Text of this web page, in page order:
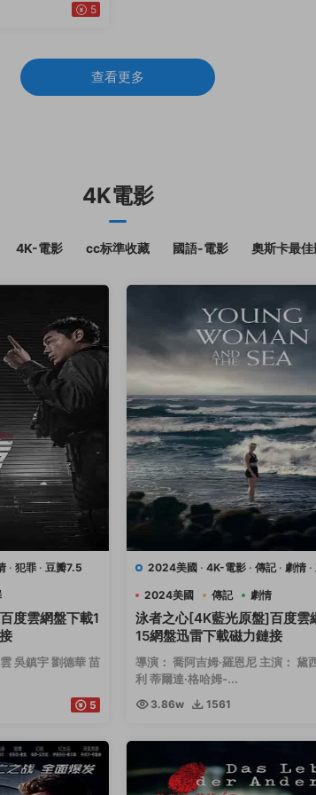
5
查看更多
4K電影
4K-電影 cc标準收藏 國語-電影 奧斯卡最
· 犯罪 · 豆瓣7.5
度雲網盤下載1
吳鎮宇 劉德華 苗
5
2024美國 · 4K-電影 · 傳記· 劇情 ·
2024美國
傳記 劇情
泳者之心[4K藍光原盤]百度雲
15網盤迅雷下載磁力鏈接
導演： 喬阿吉姆·羅恩尼 主演： 黛
利 蒂爾達·格哈姆-...
3.86w 1561